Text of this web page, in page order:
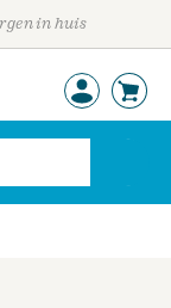
in huis